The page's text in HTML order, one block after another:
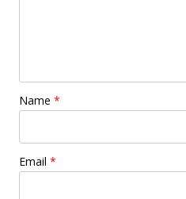
Name *
Email *